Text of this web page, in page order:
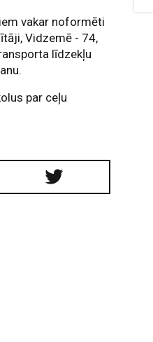
vakar noformēti
Vidzemē - 74,
līdzekļu
par ceļu